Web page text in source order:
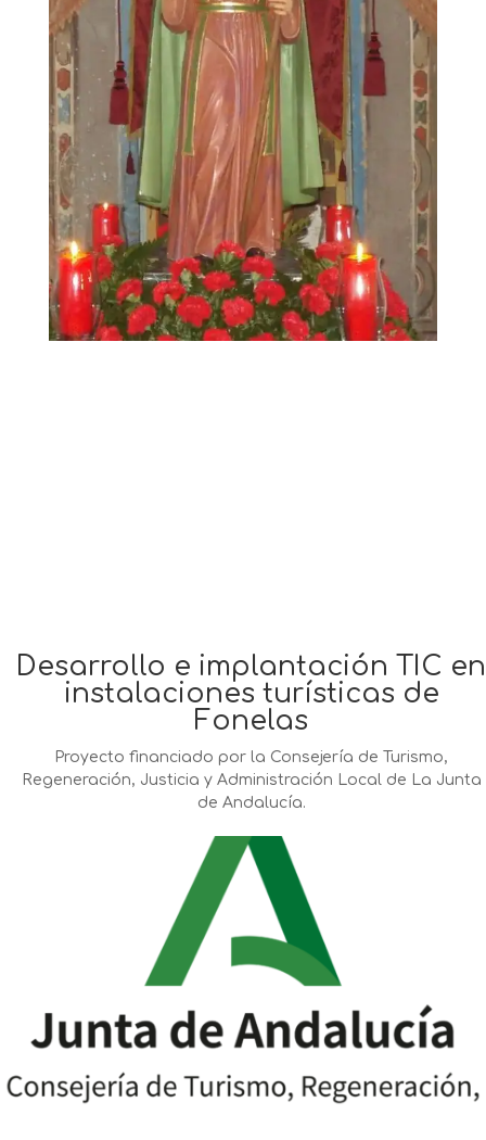
Desarrollo e implantación TIC en
instalaciones turísticas de
Fonelas
Proyecto financiado por la Consejería de Turismo,
Regeneración, Justicia y Administración Local de La Junta
de Andalucía.